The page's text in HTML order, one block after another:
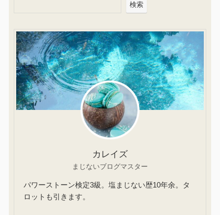
検索
カレイズ
まじないブログマスター
パワーストーン検定3級。塩まじない歴10年余。タ
ロットも引きます。